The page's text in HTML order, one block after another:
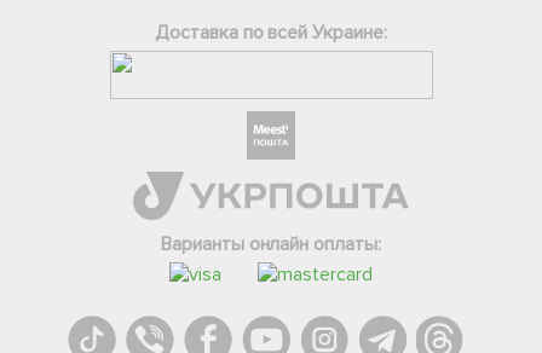
Доставка по всей Украине:
Варианты онлайн оплаты:
Телеграм
Вайбер
Онлайн чат